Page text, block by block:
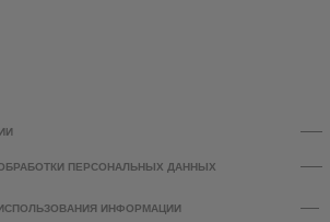
ПЕРСОНАЛЬНЫХ ДАННЫХ
ИНФОРМАЦИИ